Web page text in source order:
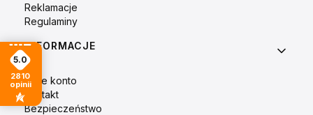
Reklamacje
Regulaminy
INFORMACJE
Moje konto
Kontakt
Bezpieczeństwo
5.0
2810
opinii